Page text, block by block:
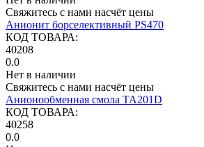
Свяжитесь с нами насчёт цены
Анионит борселективный PS470
КОД ТОВАРА:
40208
0.0
Нет в наличии
Свяжитесь с нами насчёт цены
Анионообменная смола TA201D
КОД ТОВАРА:
40258
0.0